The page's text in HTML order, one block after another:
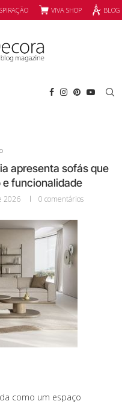
VIVA SHOP
apresenta sofás que
funcionalidade
2026 0 comentários
como um espaço